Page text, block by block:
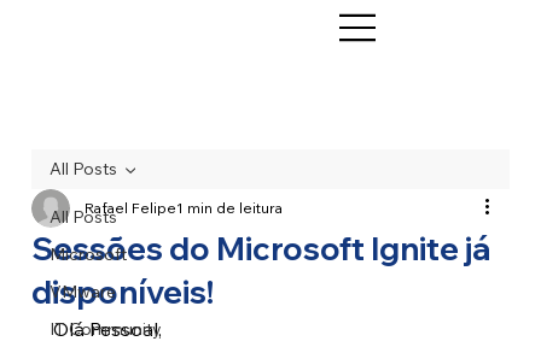
All Posts
Microsoft
VMware
IT Community
All Posts
Sessões do Microsoft Ignite já
disponíveis!
Rafael Felipe1 min de leitura
Olá Pessoal,